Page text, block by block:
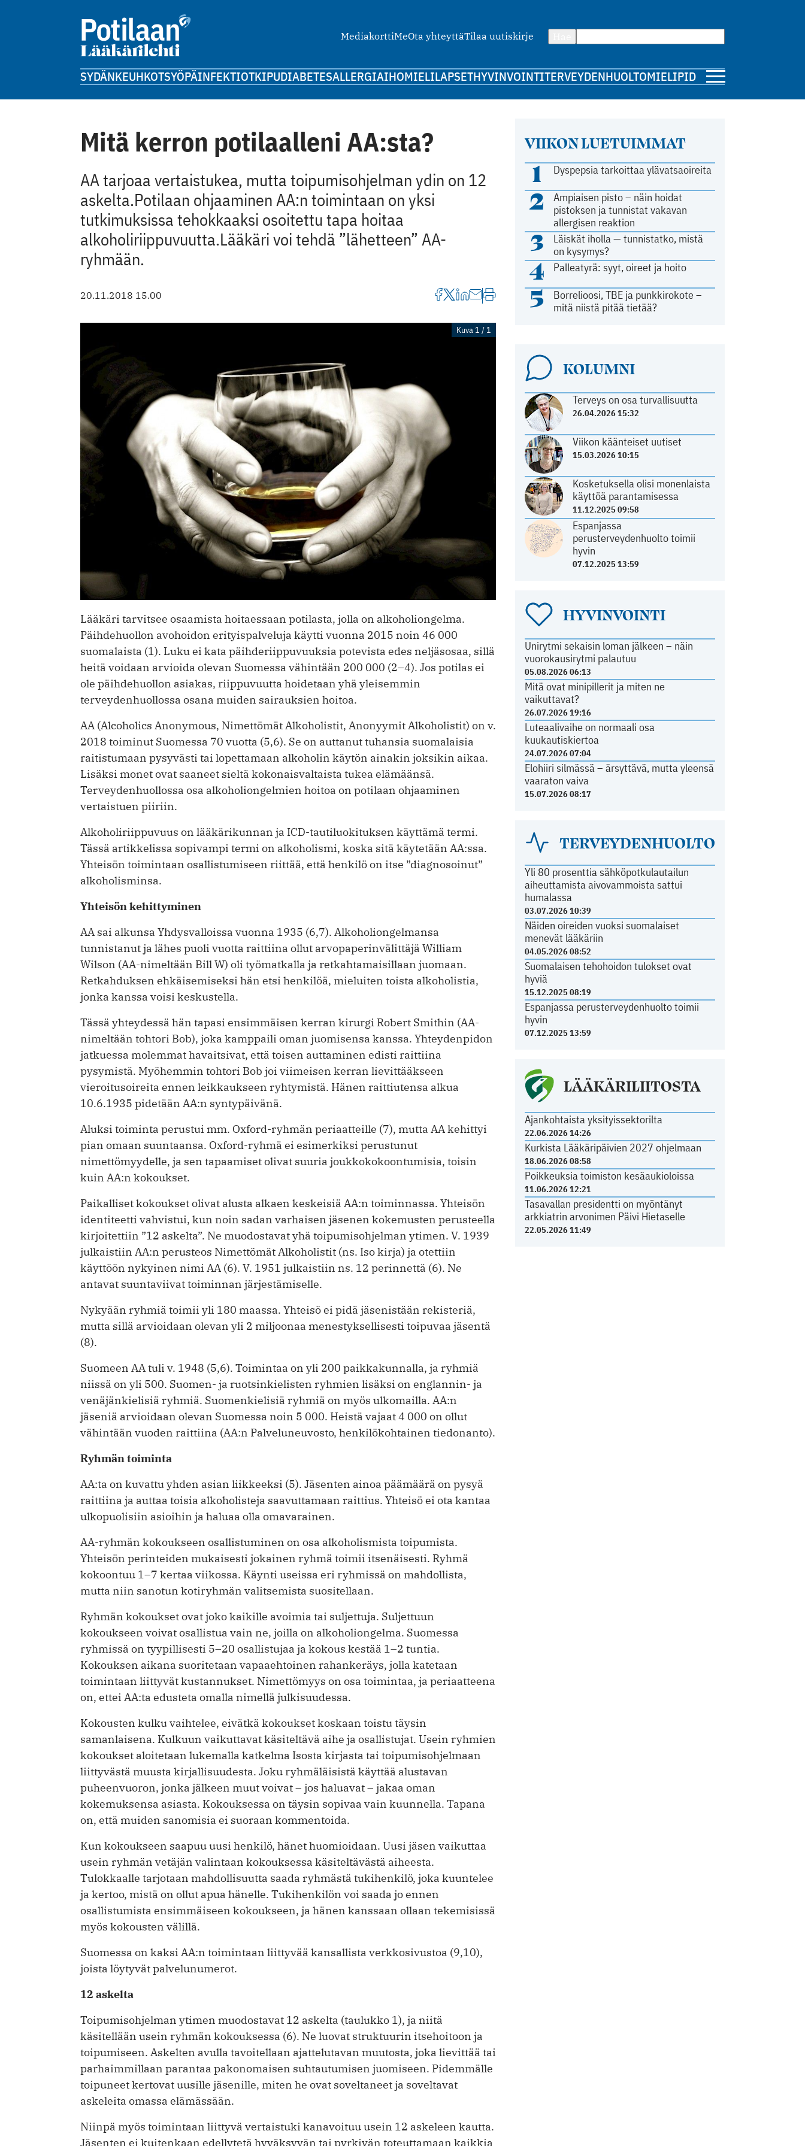
MediakorttiMeOta yhteyttäTilaa uutiskirje
SYDÄNKEUHKOTSYÖPÄINFEKTIOTKIPUDIABETESALLERGIAIHOMIELILAPSETHYVINVOINTITERVEYDENHUOLTOMIELIPIDE
VIIKON LUETUIMMAT
1 Dyspepsia tarkoittaa ylävatsaoireita
2
Ampiaisen pisto – näin hoidat
pistoksen ja tunnistat vakavan
allergisen reaktion
3
Läiskät iholla — tunnistatko, mistä
on kysymys?
4 Palleatyrä: syyt, oireet ja hoito
5
Borrelioosi, TBE ja punkkirokote –
mitä niistä pitää tietää?
KOLUMNI
Terveys on osa turvallisuutta
26.04.2026 15:32
Viikon käänteiset uutiset
15.03.2026 10:15
Kosketuksella olisi monenlaista
käyttöä parantamisessa
11.12.2025 09:58
Espanjassa
perusterveydenhuolto toimii
hyvin
07.12.2025 13:59
HYVINVOINTI
Unirytmi sekaisin loman jälkeen – näin
vuorokausirytmi palautuu
05.08.2026 06:13
Mitä ovat minipillerit ja miten ne
vaikuttavat?
26.07.2026 19:16
Luteaalivaihe on normaali osa
kuukautiskiertoa
24.07.2026 07:04
Elohiiri silmässä – ärsyttävä, mutta yleensä
vaaraton vaiva
15.07.2026 08:17
TERVEYDENHUOLTO
Yli 80 prosenttia sähköpotkulautailun
aiheuttamista aivovammoista sattui
humalassa
03.07.2026 10:39
Näiden oireiden vuoksi suomalaiset
menevät lääkäriin
04.05.2026 08:52
Suomalaisen tehohoidon tulokset ovat
hyviä
15.12.2025 08:19
Espanjassa perusterveydenhuolto toimii
hyvin
07.12.2025 13:59
LÄÄKÄRILIITOSTA
Ajankohtaista yksityissektorilta
22.06.2026 14:26
Kurkista Lääkäripäivien 2027 ohjelmaan
18.06.2026 08:58
Poikkeuksia toimiston kesäaukioloissa
11.06.2026 12:21
Tasavallan presidentti on myöntänyt
arkkiatrin arvonimen Päivi Hietaselle
22.05.2026 11:49
Mitä kerron potilaalleni AA:sta?
AA tarjoaa vertaistukea, mutta toipumisohjelman ydin on 12
askelta.Potilaan ohjaaminen AA:n toimintaan on yksi
tutkimuksissa tehokkaaksi osoitettu tapa hoitaa
alkoholiriippuvuutta.Lääkäri voi tehdä ”lähetteen” AA-
ryhmään.
20.11.2018 15.00
Kuva 1 / 1
Lääkäri tarvitsee osaamista hoitaessaan potilasta, jolla on alkoholiongelma.
Päihdehuollon avohoidon erityispalveluja käytti vuonna 2015 noin 46 000
suomalaista (1). Luku ei kata päihderiippuvuuksia potevista edes neljäsosaa, sillä
heitä voidaan arvioida olevan Suomessa vähintään 200 000 (2–4). Jos potilas ei
ole päihdehuollon asiakas, riippuvuutta hoidetaan yhä yleisemmin
terveydenhuollossa osana muiden sairauksien hoitoa.
AA (Alcoholics Anonymous, Nimettömät Alkoholistit, Anonyymit Alkoholistit) on v.
2018 toiminut Suomessa 70 vuotta (5,6). Se on auttanut tuhansia suomalaisia
raitistumaan pysyvästi tai lopettamaan alkoholin käytön ainakin joksikin aikaa.
Lisäksi monet ovat saaneet sieltä kokonaisvaltaista tukea elämäänsä.
Terveydenhuollossa osa alkoholiongelmien hoitoa on potilaan ohjaaminen
vertaistuen piiriin.
Alkoholiriippuvuus on lääkärikunnan ja ICD-tautiluokituksen käyttämä termi.
Tässä artikkelissa sopivampi termi on alkoholismi, koska sitä käytetään AA:ssa.
Yhteisön toimintaan osallistumiseen riittää, että henkilö on itse ”diagnosoinut”
alkoholisminsa.
Yhteisön kehittyminen
AA sai alkunsa Yhdysvalloissa vuonna 1935 (6,7). Alkoholiongelmansa
tunnistanut ja lähes puoli vuotta raittiina ollut arvopaperinvälittäjä William
Wilson (AA-nimeltään Bill W) oli työmatkalla ja retkahtamaisillaan juomaan.
Retkahduksen ehkäisemiseksi hän etsi henkilöä, mieluiten toista alkoholistia,
jonka kanssa voisi keskustella.
Tässä yhteydessä hän tapasi ensimmäisen kerran kirurgi Robert Smithin (AA-
nimeltään tohtori Bob), joka kamppaili oman juomisensa kanssa. Yhteydenpidon
jatkuessa molemmat havaitsivat, että toisen auttaminen edisti raittiina
pysymistä. Myöhemmin tohtori Bob joi viimeisen kerran lievittääkseen
vieroitusoireita ennen leikkaukseen ryhtymistä. Hänen raittiutensa alkua
10.6.1935 pidetään AA:n syntypäivänä.
Aluksi toiminta perustui mm. Oxford-ryhmän periaatteille (7), mutta AA kehittyi
pian omaan suuntaansa. Oxford-ryhmä ei esimerkiksi perustunut
nimettömyydelle, ja sen tapaamiset olivat suuria joukkokokoontumisia, toisin
kuin AA:n kokoukset.
Paikalliset kokoukset olivat alusta alkaen keskeisiä AA:n toiminnassa. Yhteisön
identiteetti vahvistui, kun noin sadan varhaisen jäsenen kokemusten perusteella
kirjoitettiin ”12 askelta”. Ne muodostavat yhä toipumisohjelman ytimen. V. 1939
julkaistiin AA:n perusteos Nimettömät Alkoholistit (ns. Iso kirja) ja otettiin
käyttöön nykyinen nimi AA (6). V. 1951 julkaistiin ns. 12 perinnettä (6). Ne
antavat suuntaviivat toiminnan järjestämiselle.
Nykyään ryhmiä toimii yli 180 maassa. Yhteisö ei pidä jäsenistään rekisteriä,
mutta sillä arvioidaan olevan yli 2 miljoonaa menestyksellisesti toipuvaa jäsentä
(8).
Suomeen AA tuli v. 1948 (5,6). Toimintaa on yli 200 paikkakunnalla, ja ryhmiä
niissä on yli 500. Suomen- ja ruotsinkielisten ryhmien lisäksi on englannin- ja
venäjänkielisiä ryhmiä. Suomenkielisiä ryhmiä on myös ulkomailla. AA:n
jäseniä arvioidaan olevan Suomessa noin 5 000. Heistä vajaat 4 000 on ollut
vähintään vuoden raittiina (AA:n Palveluneuvosto, henkilökohtainen tiedonanto).
Ryhmän toiminta
AA:ta on kuvattu yhden asian liikkeeksi (5). Jäsenten ainoa päämäärä on pysyä
raittiina ja auttaa toisia alkoholisteja saavuttamaan raittius. Yhteisö ei ota kantaa
ulkopuolisiin asioihin ja haluaa olla omavarainen.
AA-ryhmän kokoukseen osallistuminen on osa alkoholismista toipumista.
Yhteisön perinteiden mukaisesti jokainen ryhmä toimii itsenäisesti. Ryhmä
kokoontuu 1–7 kertaa viikossa. Käynti useissa eri ryhmissä on mahdollista,
mutta niin sanotun kotiryhmän valitsemista suositellaan.
Ryhmän kokoukset ovat joko kaikille avoimia tai suljettuja. Suljettuun
kokoukseen voivat osallistua vain ne, joilla on alkoholiongelma. Suomessa
ryhmissä on tyypillisesti 5–20 osallistujaa ja kokous kestää 1–2 tuntia.
Kokouksen aikana suoritetaan vapaaehtoinen rahankeräys, jolla katetaan
toimintaan liittyvät kustannukset. Nimettömyys on osa toimintaa, ja periaatteena
on, ettei AA:ta edusteta omalla nimellä julkisuudessa.
Kokousten kulku vaihtelee, eivätkä kokoukset koskaan toistu täysin
samanlaisena. Kulkuun vaikuttavat käsiteltävä aihe ja osallistujat. Usein ryhmien
kokoukset aloitetaan lukemalla katkelma Isosta kirjasta tai toipumisohjelmaan
liittyvästä muusta kirjallisuudesta. Joku ryhmäläisistä käyttää alustavan
puheenvuoron, jonka jälkeen muut voivat – jos haluavat – jakaa oman
kokemuksensa asiasta. Kokouksessa on täysin sopivaa vain kuunnella. Tapana
on, että muiden sanomisia ei suoraan kommentoida.
Kun kokoukseen saapuu uusi henkilö, hänet huomioidaan. Uusi jäsen vaikuttaa
usein ryhmän vetäjän valintaan kokouksessa käsiteltävästä aiheesta.
Tulokkaalle tarjotaan mahdollisuutta saada ryhmästä tukihenkilö, joka kuuntelee
ja kertoo, mistä on ollut apua hänelle. Tukihenkilön voi saada jo ennen
osallistumista ensimmäiseen kokoukseen, ja hänen kanssaan ollaan tekemisissä
myös kokousten välillä.
Suomessa on kaksi AA:n toimintaan liittyvää kansallista verkkosivustoa (9,10),
joista löytyvät palvelunumerot.
12 askelta
Toipumisohjelman ytimen muodostavat 12 askelta (taulukko 1), ja niitä
käsitellään usein ryhmän kokouksessa (6). Ne luovat struktuurin itsehoitoon ja
toipumiseen. Askelten avulla tavoitellaan ajattelutavan muutosta, joka lievittää tai
parhaimmillaan parantaa pakonomaisen suhtautumisen juomiseen. Pidemmälle
toipuneet kertovat uusille jäsenille, miten he ovat soveltaneet ja soveltavat
askeleita omassa elämässään.
Niinpä myös toimintaan liittyvä vertaistuki kanavoituu usein 12 askeleen kautta.
Jäsenten ei kuitenkaan edellytetä hyväksyvän tai pyrkivän toteuttamaan kaikkia